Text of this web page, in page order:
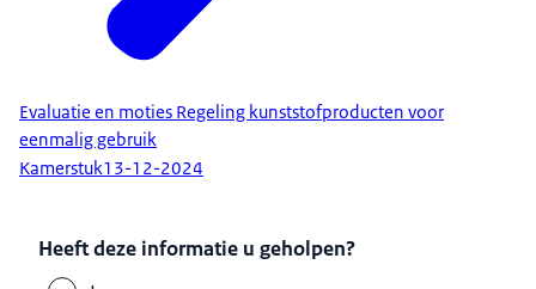
Evaluatie en moties Regeling kunststofproducten voor
eenmalig gebruik
Kamerstuk13-12-2024
Heeft deze informatie u geholpen?